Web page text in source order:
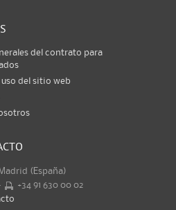
del contrato para
del sitio web
(España)
+34 91 630 00 02